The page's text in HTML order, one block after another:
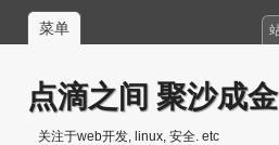
菜单
点滴之间 聚沙成金
关注于web开发, linux, 安全. etc